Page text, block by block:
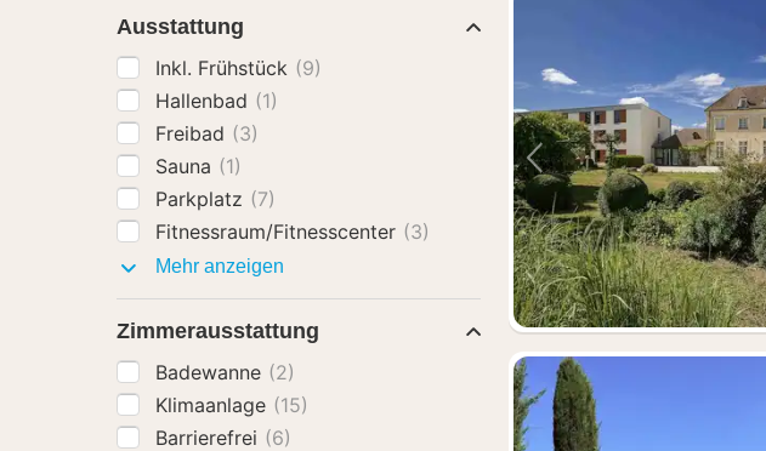
Vorheriges Bild
Ausstattung
Inkl. Frühstück (9)
Hallenbad (1)
Freibad (3)
Sauna (1)
Parkplatz (7)
Fitnessraum/Fitnesscenter (3)
Mehr anzeigen
Zimmerausstattung
Badewanne (2)
Klimaanlage (15)
Barrierefrei (6)